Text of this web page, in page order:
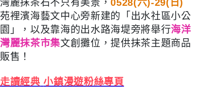
灣麗抹茶石不只有美景，0528(六)-29(日)
苑裡濱海藝文中心旁新建的「出水社區小公
園」，以及靠海的出水路海堤旁將舉行海洋
灣麗抹茶市集文創攤位，提供抹茶主題商品
販售！
走讀經典 小鎮漫遊粉絲專頁